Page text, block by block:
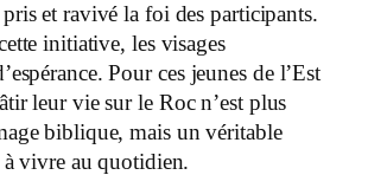
pris et ravivé la foi des participants.
initiative, les visages
Pour ces jeunes de l’Est
leur vie sur le Roc n’est plus
biblique, mais un véritable
vivre au quotidien.